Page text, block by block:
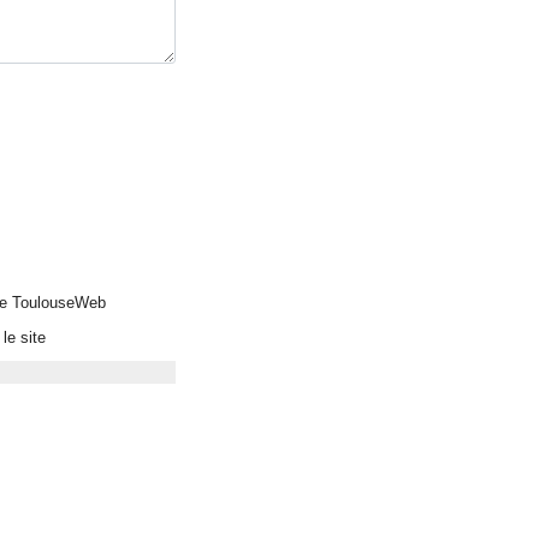
ToulouseWeb
le site